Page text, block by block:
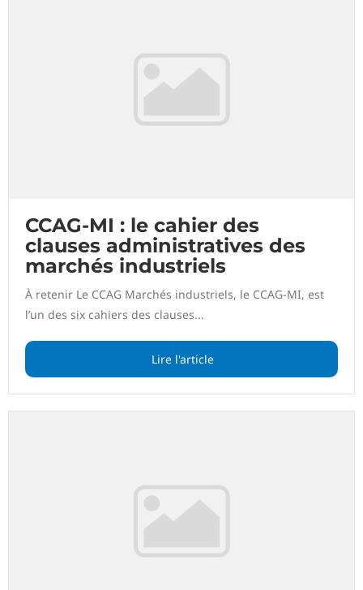
CCAG-MI : le cahier des
clauses administratives des
marchés industriels
À retenir Le CCAG Marchés industriels, le CCAG-MI, est
l’un des six cahiers des clauses...
Lire l'article